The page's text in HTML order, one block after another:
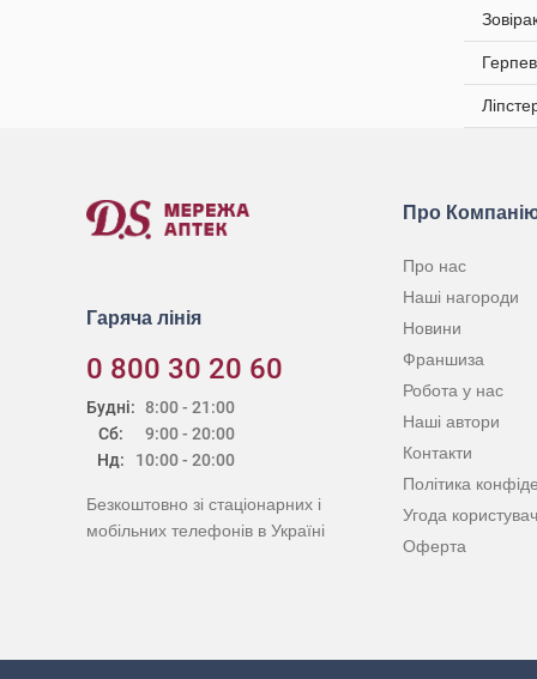
Гаряча лінія
0 800 30 20 60
Будні:
Сб:
Нд:
8:00 - 21:00
9:00 - 20:00
10:00 - 20:00
Безкоштовно зі стаціонарних і
мобільних телефонів в Україні
Про
Про нас
Наші нагороди
Новини
Франшиза
Робота у нас
Наші автори
Контакти
Політика
Угода
Оферта